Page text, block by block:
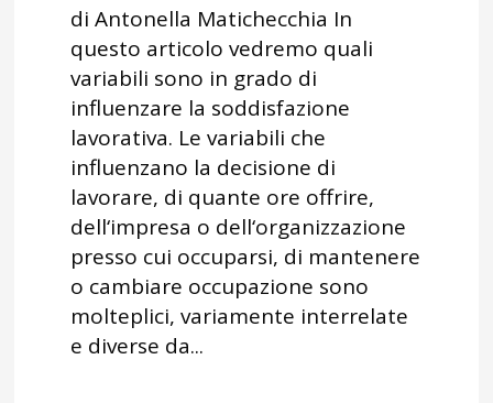
di Antonella Matichecchia In
questo articolo vedremo quali
variabili sono in grado di
influenzare la soddisfazione
lavorativa. Le variabili che
influenzano la decisione di
lavorare, di quante ore offrire,
dell‘impresa o dell‘organizzazione
presso cui occuparsi, di mantenere
o cambiare occupazione sono
molteplici, variamente interrelate
e diverse da...